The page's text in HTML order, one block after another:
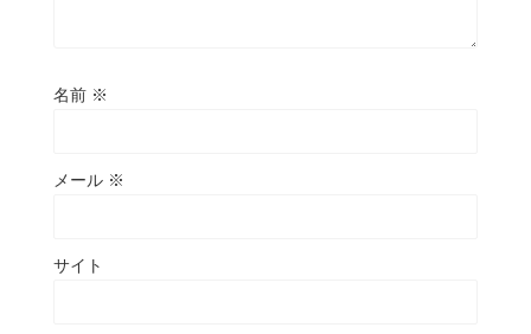
名前 ※
メール ※
サイト